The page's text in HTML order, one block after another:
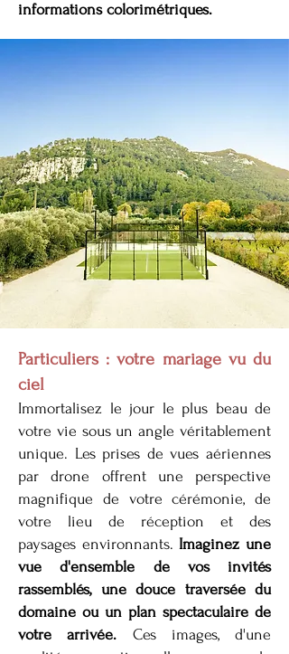
informations colorimétriques.
Particuliers : votre mariage vu du
ciel
Immortalisez le jour le plus beau de
votre vie sous un angle véritablement
unique. Les prises de vues aériennes
par drone offrent une perspective
magnifique de votre cérémonie, de
votre lieu de réception et des
paysages environnants.Imaginez une
vue d'ensemble de vos invités
rassemblés, une douce traversée du
domaine ou un plan spectaculaire de
votre arrivée. Ces images, d'une